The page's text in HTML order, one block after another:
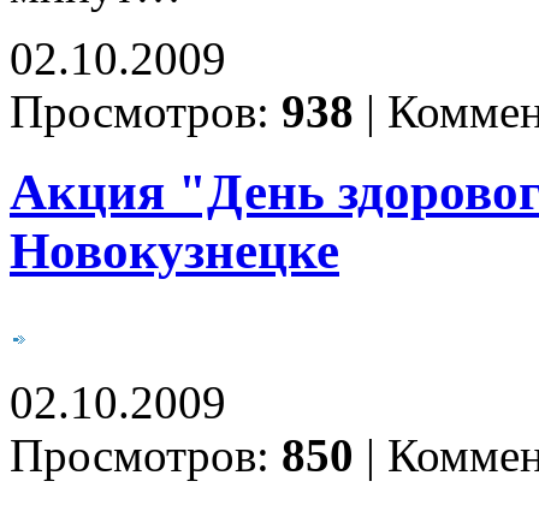
02.10.2009
Просмотров: 938 |
Акция "День
Новокузнецке
02.10.2009
Просмотров: 850 |